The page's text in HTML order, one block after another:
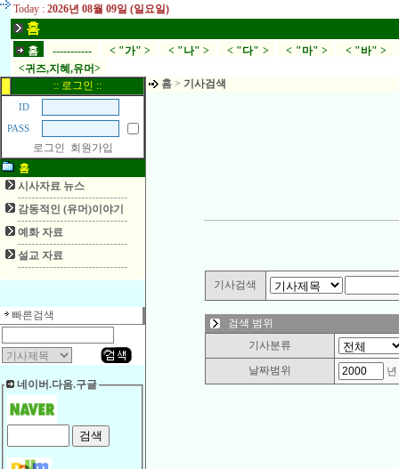
Today : 2026년 08월 09일 (일요일)
홈
홈 ----------- < "가" > < "나" > < "다" > < "마" > < "바" >
<귀즈,지혜,유머>
:: 로그인 ::
ID
PASS
로그인
회원가입
홈
시사자료 뉴스
감동적인 (유머)이야기
예화 자료
설교 자료
빠른검색
네이버.다음.구글
홈 > 기사검색
기사검색
검색 범위
기사분류
날짜범위